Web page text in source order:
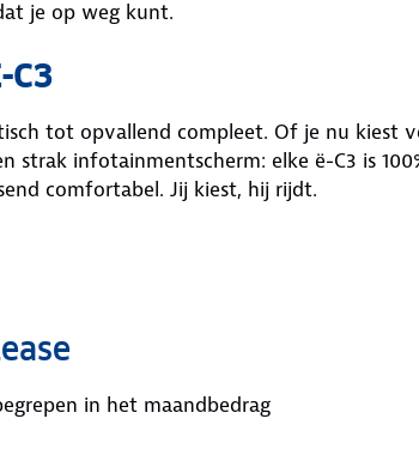
je op weg kunt.
C3
tot opvallend compleet. Of je nu kiest
infotainmentscherm: elke ë-C3 is
comfortabel. Jij kiest, hij rijdt.
in het maandbedrag